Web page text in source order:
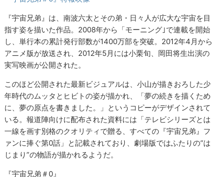
『宇宙兄弟』は、南波六太とその弟・日々人が広大な宇宙を目
指す姿を描いた作品。2008年から「モーニング｣で連載を開始
し、単行本の累計発行部数が1400万部を突破。2012年4月から
アニメ版が放送され、2012年5月には小栗旬、岡田将生出演の
実写映画が公開された。
このほど公開された最新ビジュアルは、小山が描きおろした少
年時代のムッタとヒビトの姿が描かれ、「夢の続きを描くため
に、夢の原点を書きました。」というコピーがデザインされて
いる。報道陣向けに配布された資料には「テレビシリーズとは
一線を画す別格のクオリティで贈る、すべての『宇宙兄弟』フ
ァンに捧ぐ第0話」と記載されており、劇場版ではふたりの“は
じまり”の物語が描かれるようだ。
『宇宙兄弟＃0』